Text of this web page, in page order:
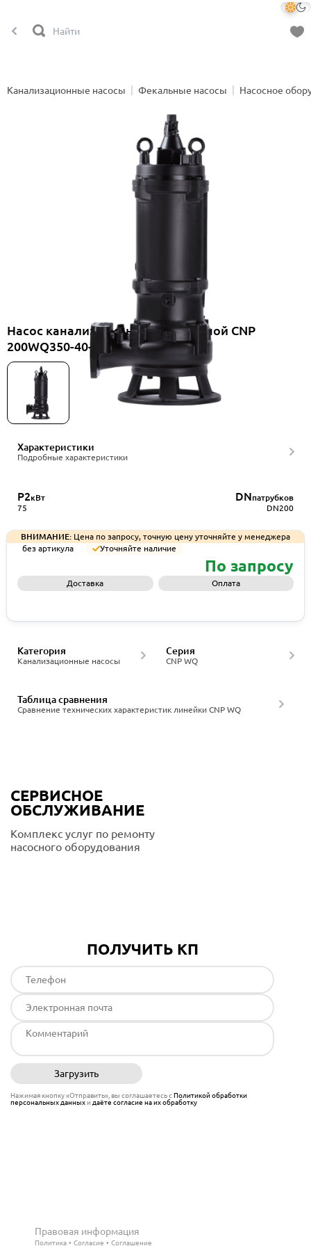
Канализационные насосы Фекальные насосы Насосное
Насос канализационный погружной CNP
200WQ350-40-75EF(I)
Характеристики
Подробные характеристики
P2кВт
75
DNпатрубков
DN200
ВНИМАНИЕ: Цена по запросу, точную цену уточняйте у менеджера
без артикула
Уточняйте наличие
По запросу
Доставка Оплата
Канализационные насосы
Категория
CNP WQ
Серия
Сравнение технических характеристик линейки CNP WQ
Таблица сравнения
СЕРВИСНОЕ
ОБСЛУЖИВАНИЕ
Комплекс услуг по ремонту
насосного оборудования
ПОЛУЧИТЬ КП
Загрузить
Нажимая кнопку «Отправить», вы соглашаетесь сПолитикой обработки
персональных данныхи даёте согласие на их обработку
Правовая информация
Политика Согласие Соглашение